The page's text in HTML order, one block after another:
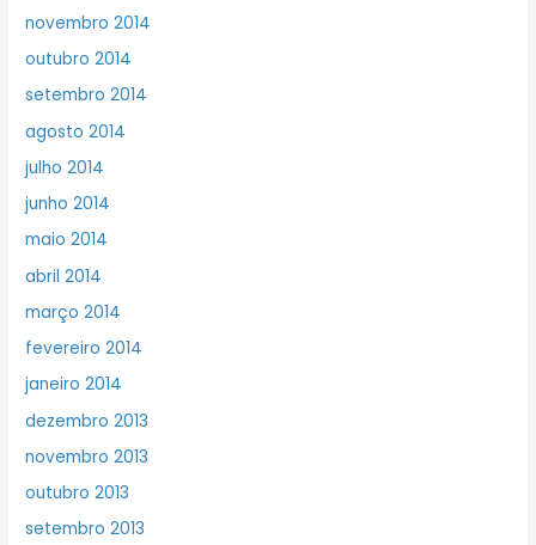
novembro 2014
outubro 2014
setembro 2014
agosto 2014
julho 2014
junho 2014
maio 2014
abril 2014
março 2014
fevereiro 2014
janeiro 2014
dezembro 2013
novembro 2013
outubro 2013
setembro 2013